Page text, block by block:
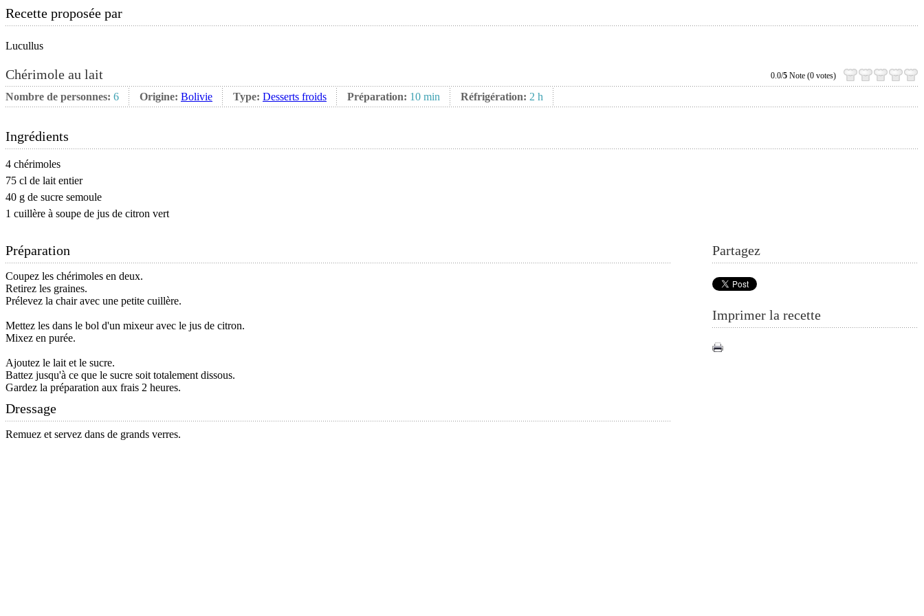
Recette proposée par
Lucullus
Chérimole au lait 0.0/5 Note (0 votes)
Nombre de personnes: 6 Origine: Bolivie Type: Desserts froids Préparation: 10 min Réfrigération: 2 h
Ingrédients
4 chérimoles
75 cl de lait entier
40 g de sucre semoule
1 cuillère à soupe de jus de citron vert
Partagez
Imprimer la recette
Préparation
Coupez les chérimoles en deux.
Retirez les graines.
Prélevez la chair avec une petite cuillère.
Mettez les dans le bol d'un mixeur avec le jus de citron.
Mixez en purée.
Ajoutez le lait et le sucre.
Battez jusqu'à ce que le sucre soit totalement dissous.
Gardez la préparation aux frais 2 heures.
Dressage
Remuez et servez dans de grands verres.